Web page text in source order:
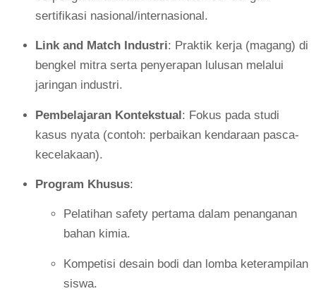
sertifikasi nasional/internasional.
Link and Match Industri: Praktik kerja (magang) di
bengkel mitra serta penyerapan lulusan melalui
jaringan industri.
Pembelajaran Kontekstual: Fokus pada studi
kasus nyata (contoh: perbaikan kendaraan pasca-
kecelakaan).
Program Khusus:
Pelatihan safety pertama dalam penanganan
bahan kimia.
Kompetisi desain bodi dan lomba keterampilan
siswa.